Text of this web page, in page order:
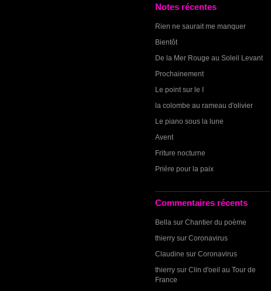
Notes récentes
Rien ne saurait me manquer
Bientôt
De la Mer Rouge au Soleil Levant
Prochainement
Le point sur le I
la colombe au rameau d'olivier
Le piano sous la lune
Avent
Friture nocturne
Prière pour la paix
Commentaires récents
Bella sur Chantier du poème
thierry sur Coronavirus
Claudine sur Coronavirus
thierry sur Clin d'oeil au Tour de
France